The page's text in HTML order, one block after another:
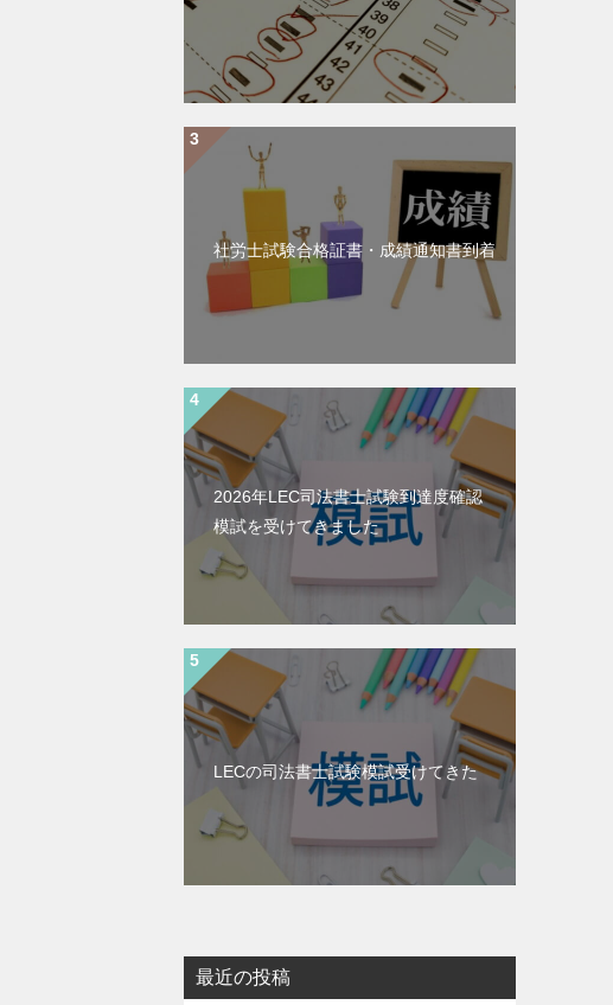
社労士試験合格証書・成績通知書到着
2026年LEC司法書士試験到達度確認
模試を受けてきました
LECの司法書士試験模試受けてきた
最近の投稿